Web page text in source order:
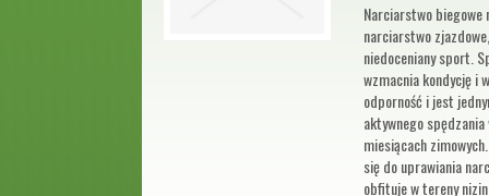
Narciarstwo biegowe
narciarstwo
niedoceniany sport.
wzmacnia kondycję i
odporność i jest
aktywnego
miesiącach
się do uprawiania
obfituje w tereny